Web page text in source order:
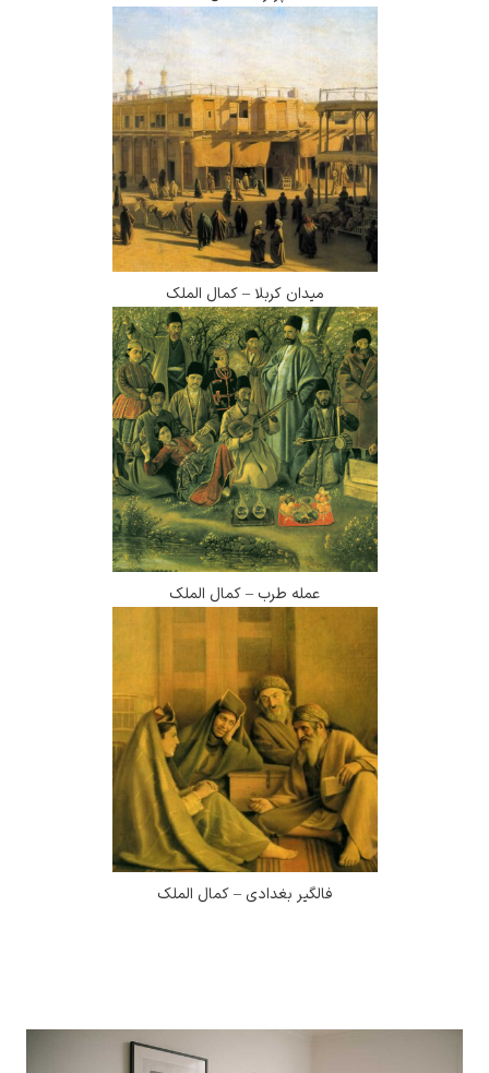
میدان کربلا – کمال الملک
عمله طرب – کمال الملک
فالگیر بغدادی – کمال الملک